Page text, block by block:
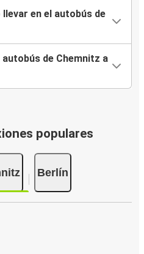
en el autobús de
de Chemnitz a
populares
Berlín